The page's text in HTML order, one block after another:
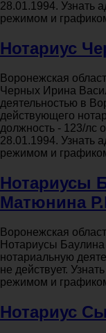
28.01.1994. Узнать
режимом и
Нотариус
Воронежская
Черных Ирина
деятельностью в
действующего
должность - 123/лс
28.01.1994. Узнать
режимом и
Нотариусы
Матюнина
Воронежская
Нотариусы
нотариальную
не действует.
режимом и
Нотариус